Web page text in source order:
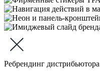
Ребрендинг